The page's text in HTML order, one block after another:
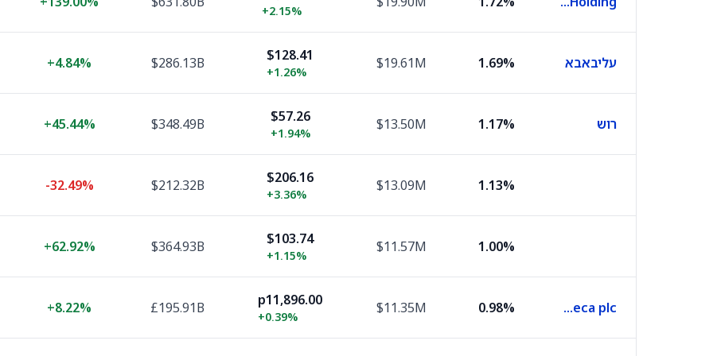
+2.15%
עליבאבא 1.69%
$19.61M
$128.41
+1.26%
$286.13B
+4.84%
רוש 1.17%
$13.50M
$57.26
+1.94%
$348.49B
+45.44%
1.13%
$13.09M
$206.16
+3.36%
$212.32B
-32.49%
1.00%
$11.57M
$103.74
+1.15%
$364.93B
+62.92%
AstraZeneca plc
0.98%
$11.35M
p11,896.00
+0.39%
£195.91B
+8.22%